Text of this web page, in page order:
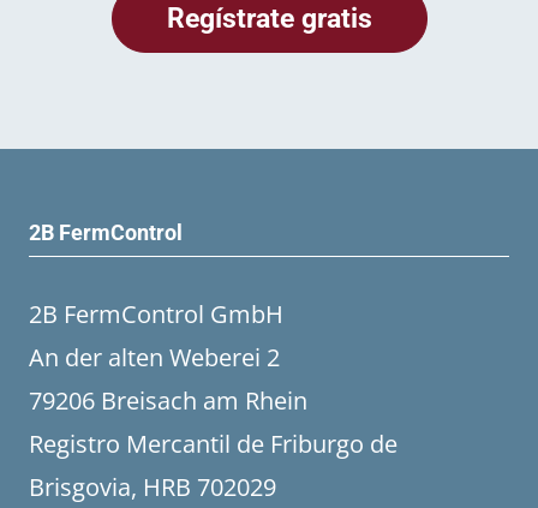
2B FermControl
2B FermControl GmbH
An der alten Weberei 2
79206 Breisach am Rhein
Registro Mercantil de Friburgo de
Brisgovia, HRB 702029